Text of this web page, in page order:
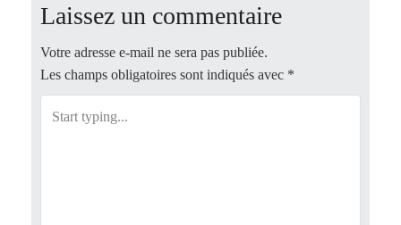
n
Laissez un commentaire
Votre adresse e-mail ne sera pas publiée.
Les champs obligatoires sont indiqués avec *